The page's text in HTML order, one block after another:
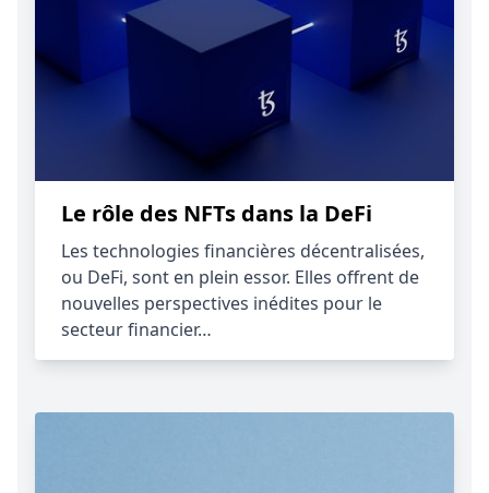
Le rôle des NFTs dans la DeFi
Les technologies financières décentralisées,
ou DeFi, sont en plein essor. Elles offrent de
nouvelles perspectives inédites pour le
secteur financier…